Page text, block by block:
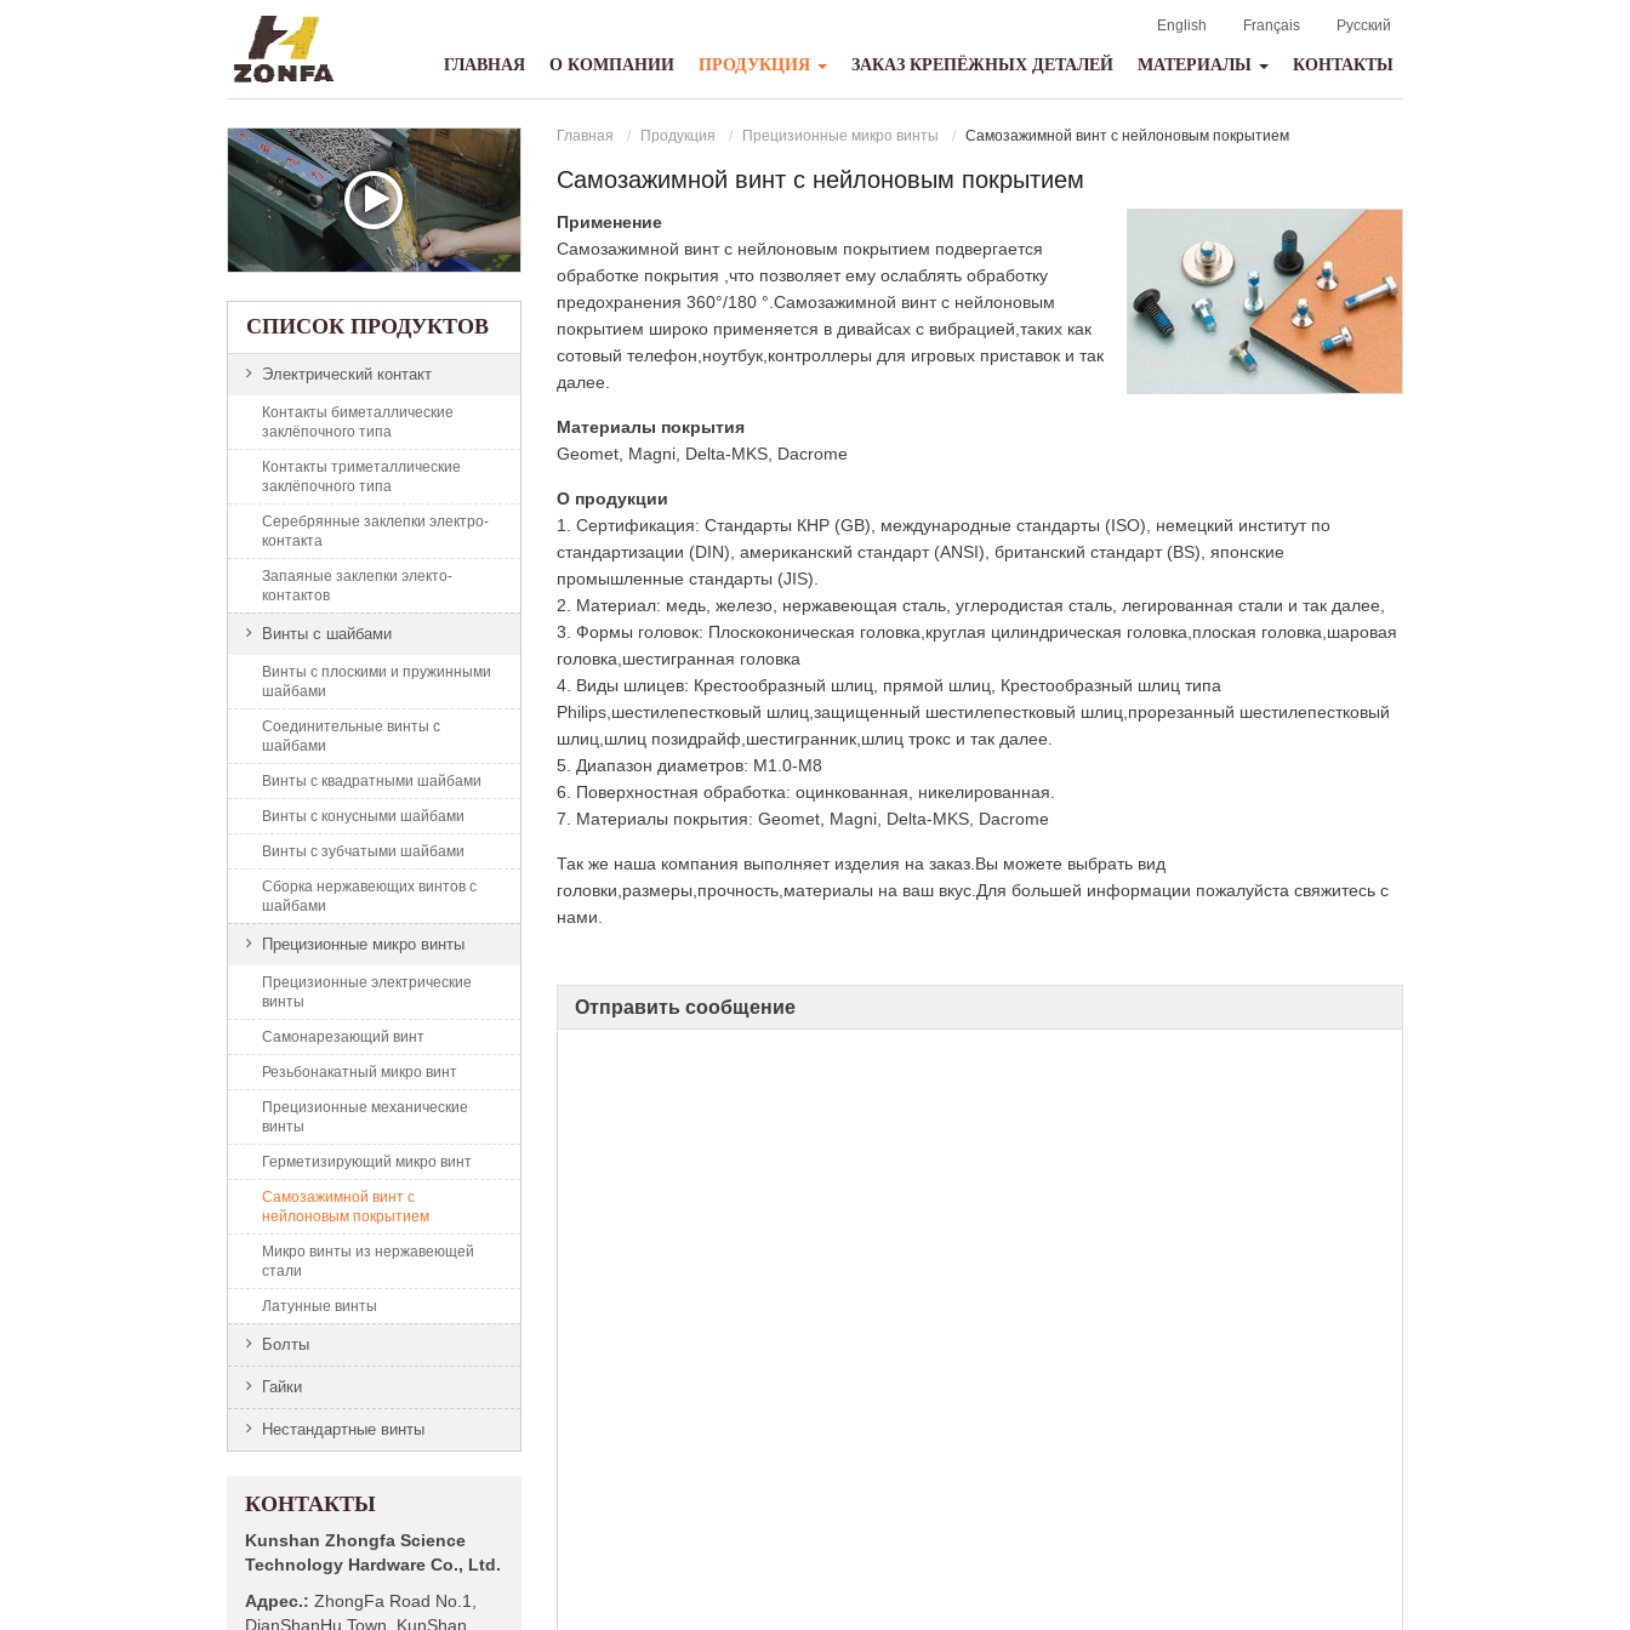
English Français Русский
ГЛАВНАЯ О КОМПАНИИ ПРОДУКЦИЯ ЗАКАЗ КРЕПЁЖНЫХ ДЕТАЛЕЙ МАТЕРИАЛЫ КОНТАКТЫ
Главная Продукция Прецизионные микро винты Самозажимной винт с нейлоновым покрытием
Самозажимной винт с нейлоновым покрытием
Применение
Самозажимной винт с нейлоновым покрытием подвергается
обработке покрытия ,что позволяет ему ослаблять обработку
предохранения 360°/180 °.Самозажимной винт с нейлоновым
покрытием широко применяется в дивайсах с вибрацией,таких как
сотовый телефон,ноутбук,контроллеры для игровых приставок и так
далее.
Материалы покрытия
Geomet, Magni, Delta-MKS, Dacrome
О продукции
1. Сертификация: Стандарты КНР (GB), международные стандарты (ISO), немецкий институт по
стандартизации (DIN), американский стандарт (ANSI), британский стандарт (BS), японские
промышленные стандарты (JIS).
2. Материал: медь, железо, нержавеющая сталь, углеродистая сталь, легированная стали и так далее,
3. Формы головок: Плоскоконическая головка,круглая цилиндрическая головка,плоская головка,шаровая
головка,шестигранная головка
4. Виды шлицев: Крестообразный шлиц, прямой шлиц, Крестообразный шлиц типа
Philips,шестилепестковый шлиц,защищенный шестилепестковый шлиц,прорезанный шестилепестковый
шлиц,шлиц позидрайф,шестигранник,шлиц трокс и так далее.
5. Диапазон диаметров: M1.0-M8
6. Поверхностная обработка: оцинкованная, никелированная.
7. Материалы покрытия: Geomet, Magni, Delta-MKS, Dacrome
Так же наша компания выполняет изделия на заказ.Вы можете выбрать вид
головки,размеры,прочность,материалы на ваш вкус.Для большей информации пожалуйста свяжитесь с
нами.
Отправить сообщение
СПИСОК ПРОДУКТОВ
Электрический контакт
Контакты биметаллические
заклёпочного типа
Контакты триметаллические
заклёпочного типа
Серебрянные заклепки электро-
контакта
Запаяные заклепки электо-
контактов
Винты с шайбами
Винты с плоскими и пружинными
шайбами
Соединительные винты с
шайбами
Винты с квадратными шайбами
Винты с конусными шайбами
Винты с зубчатыми шайбами
Сборка нержавеющих винтов с
шайбами
Прецизионные микро винты
Прецизионные электрические
винты
Самонарезающий винт
Резьбонакатный микро винт
Прецизионные механические
винты
Герметизирующий микро винт
Самозажимной винт с
нейлоновым покрытием
Микро винты из нержавеющей
стали
Латунные винты
Болты
Гайки
Нестандартные винты
КОНТАКТЫ
Kunshan Zhongfa Science
Technology Hardware Co., Ltd.
Адрес.: ZhongFa Road No.1,
DianShanHu Town, KunShan,